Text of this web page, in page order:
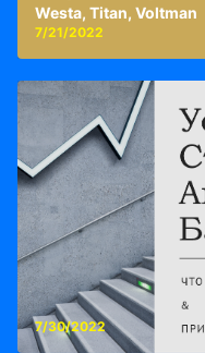
Westa, Titan, Voltman
7/21/2022
7/30/2022